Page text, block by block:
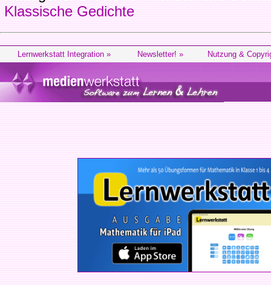
Klassische Gedichte
Lernwerkstatt Integration » Newsletter! » Nutzung &